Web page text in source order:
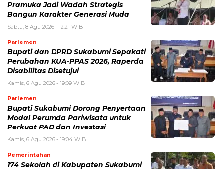
Pramuka Jadi Wadah Strategis
Bangun Karakter Generasi Muda
Sabtu, 8 Agu 2026 - 12:21 WIB
Parlemen
Bupati dan DPRD Sukabumi Sepakati
Perubahan KUA-PPAS 2026, Raperda
Disabilitas Disetujui
Kamis, 6 Agu 2026 - 19:09 WIB
Parlemen
Bupati Sukabumi Dorong Penyertaan
Modal Perumda Pariwisata untuk
Perkuat PAD dan Investasi
Kamis, 6 Agu 2026 - 19:04 WIB
Pemerintahan
174 Sekolah di Kabupaten Sukabumi